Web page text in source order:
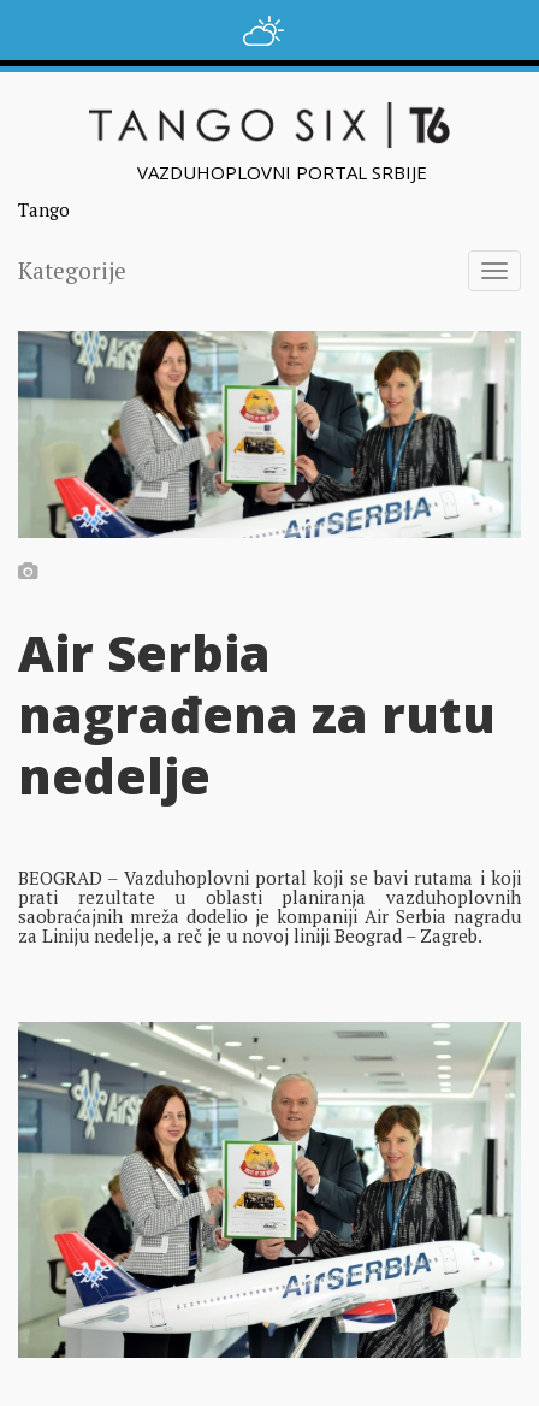
VAZDUHOPLOVNI PORTAL SRBIJE
Tango
Kategorije
Air Serbia
nagrađena za rutu
nedelje
BEOGRAD – Vazduhoplovni portal koji se bavi rutama i koji
prati rezultate u oblasti planiranja vazduhoplovnih
saobraćajnih mreža dodelio je kompaniji Air Serbia nagradu
za Liniju nedelje, a reč je u novoj liniji Beograd – Zagreb.